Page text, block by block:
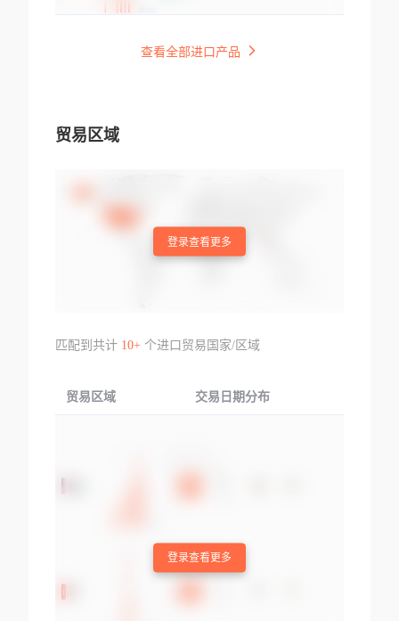
查看全部进口产品
贸易区域
登录查看更多
匹配到共计 10+个进口贸易国家/区域
贸易区域 交易日期分布
登录查看更多